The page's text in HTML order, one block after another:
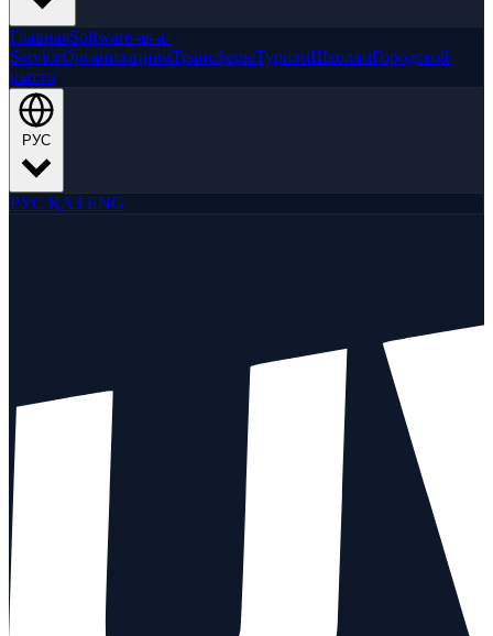
ГлавнаяSoftware-as-a-
ServiceОрганизациямТрансферыТуризмШколамГородской
шаттл
РУС
РУС ҚАЗ ENG